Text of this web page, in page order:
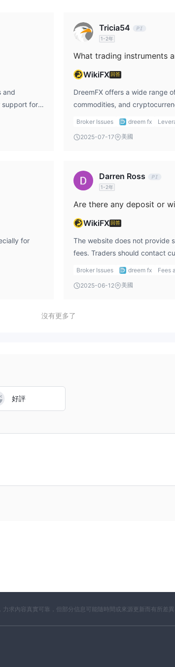
。
等
進行付款。沒有設定最低提款金額，也沒
and
support for
Tricia54
1-2年
What trading instruments
WikiFX 回答
DreemFX offers a wide range
commodities, and
Broker Issues dreem fx
2025-07-17 美國
for
Darren Ross
1-2年
Are there any deposit or
WikiFX 回答
The website does not provide
fees. Traders should contact
Broker Issues dreem fx Fees
2025-06-12 美國
沒有更多了
好評
求內容真實可靠，但部分信息可能隨時間或來源更新而有所差